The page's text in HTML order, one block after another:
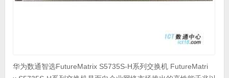
华为数通智选FutureMatrix S5735S-H系列交换机 FutureMatri